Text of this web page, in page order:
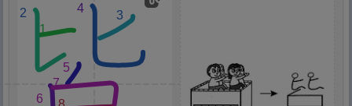
1
2 3
4
5
6
7